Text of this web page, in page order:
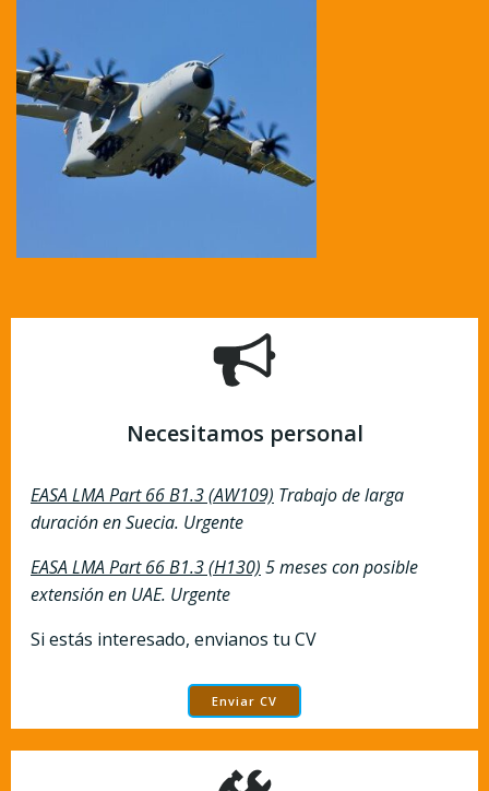
Necesitamos personal
EASA LMA Part 66 B1.3 (AW109) Trabajo de larga
duración en Suecia. Urgente
EASA LMA Part 66 B1.3 (H130) 5 meses con posible
extensión en UAE. Urgente
Si estás interesado, envianos tu CV
Enviar CV